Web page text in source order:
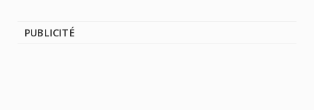
PUBLICITÉ